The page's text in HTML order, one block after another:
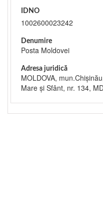
IDNO
1002600023242
Denumire
Posta Moldovei
Adresa juridică
MOLDOVA,
Mare și Sfânt, nr. 134,